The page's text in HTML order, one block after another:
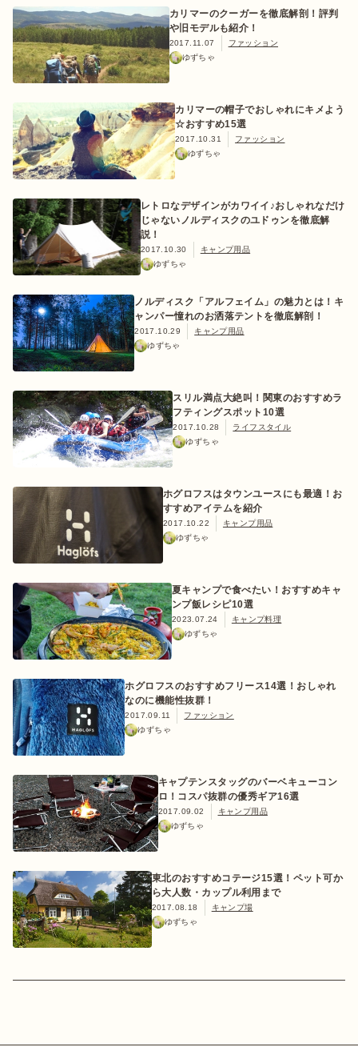
カリマーのクーガーを徹底解剖！評判
や旧モデルも紹介！
2017.11.07
ファッション
ゆずちゃ
カリマーの帽子でおしゃれにキメよう
☆おすすめ15選
2017.10.31
ファッション
ゆずちゃ
レトロなデザインがカワイイ♪おしゃれなだけ
じゃないノルディスクのユドゥンを徹底解
説！
2017.10.30
キャンプ用品
ゆずちゃ
ノルディスク「アルフェイム」の魅力とは！キ
ャンパー憧れのお洒落テントを徹底解剖！
2017.10.29
キャンプ用品
ゆずちゃ
スリル満点大絶叫！関東のおすすめラ
フティングスポット10選
2017.10.28
ライフスタイル
ゆずちゃ
ホグロフスはタウンユースにも最適！お
すすめアイテムを紹介
2017.10.22
キャンプ用品
ゆずちゃ
夏キャンプで食べたい！おすすめキャ
ンプ飯レシピ10選
2023.07.24
キャンプ料理
ゆずちゃ
ホグロフスのおすすめフリース14選！おしゃれ
なのに機能性抜群！
2017.09.11
ファッション
ゆずちゃ
キャプテンスタッグのバーベキューコン
ロ！コスパ抜群の優秀ギア16選
2017.09.02
キャンプ用品
ゆずちゃ
東北のおすすめコテージ15選！ペット可か
ら大人数・カップル利用まで
2017.08.18
キャンプ場
ゆずちゃ
ログイン/会員登録
マガジン イベント
キャンプ場
検索
レンタル
オンライン
ショップ